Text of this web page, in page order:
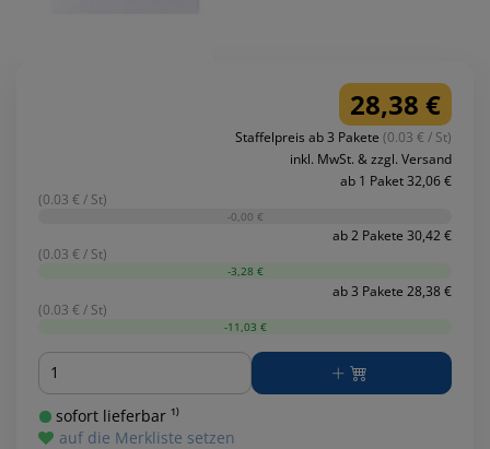
28,38 €
Staffelpreis ab 3 Pakete (0.03 € / St)
inkl. MwSt. & zzgl. Versand
ab 1 Paket 32,06 €
(0.03 € / St)
-0,00 €
ab 2 Pakete 30,42 €
(0.03 € / St)
-3,28 €
ab 3 Pakete 28,38 €
(0.03 € / St)
-11,03 €
Menge
sofort lieferbar ¹⁾
auf die Merkliste setzen